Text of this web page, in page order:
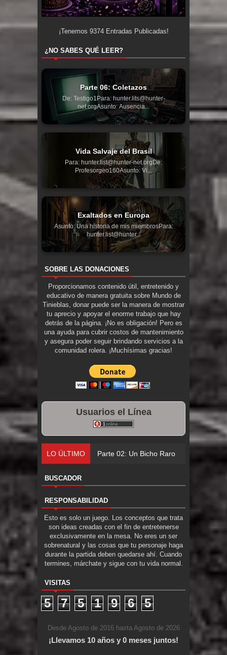
¡Tenemos 9374Entradas Publicadas!
¿NO SABES QUÉ LEER?
Parte 06: Coletazos
De: Testigo1Para: hunter.lits@hunter-
net.orgAsunto: Ausencia...
Vida Salvaje del Brasil
Para: hunter.list@hunter-net.orgDe:
Profesorgeo160Asunto: Vi...
Exaltados en Europa
Asunto: Una historia de mis miembrosPara:
hunter.list@hunter...
SOBRE LAS DONACIONES
Proporcionamos contenido útil, entretenido y
educativo de manera gratuita sobre Mundo de
Tinieblas, donar puede ser la manera de mostrar
tu aprecio y apoyar el enorme trabajo que hay
detrás de la página. ¡No es obligación! Pero es
una ayuda para cubrir costos de mantenimiento
y asegura poder seguir brindando servicios a la
comunidad rolera. ¡Muchísimas gracias!
Usuarios el Línea
LO ÚLTIMO Parte 02: Un Bicho Raro
BUSCADOR
RESPONSABILIDAD
Esto es solo un juego. Los conceptos que trata
son ideas creadas con el fin de entretenerse
exclusivamente en la mesa. No eres un ser
sobrenatural y las cosas que tu personaje haga
durante la partida deben quedarse ahí. Cuando
termines, márchate y sigue con tu vida normal.
VISITAS
5 7 5 1 9 6 5
Desde Agosto de 2016 hasta Agosto de 2026
¡Llevamos 10 años y 0 meses juntos!